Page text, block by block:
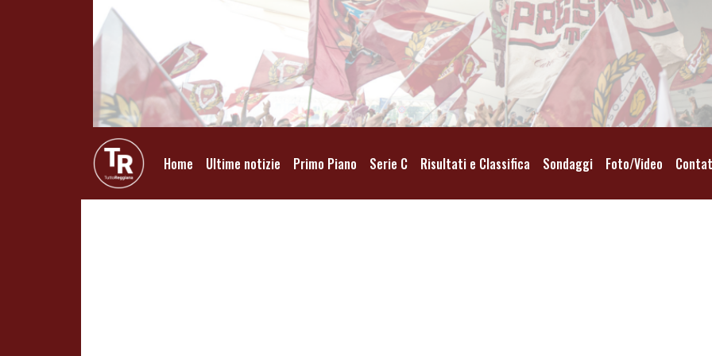
Home Ultime notizie Primo Piano Serie C Risultati e Classifica Sondaggi Foto/Video